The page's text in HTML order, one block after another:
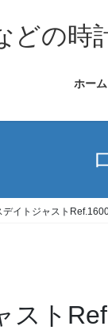
どの
ホーム
デイトジャスト
スト